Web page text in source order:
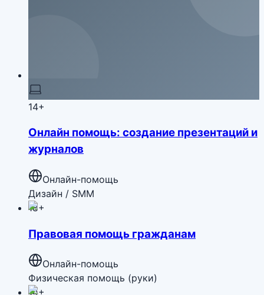
14+
Онлайн помощь: создание презентаций и
журналов
Онлайн-помощь
Дизайн / SMM
18+
Правовая помощь гражданам
Онлайн-помощь
Физическая помощь (руки)
14+